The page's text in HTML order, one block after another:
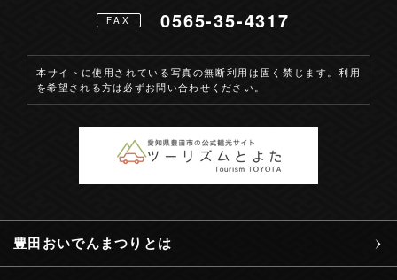
豊田おいでんまつりとは
FAX 0565-35-4317
本サイトに使用されている写真の無断利用は固く禁じます。利用
を希望される方は必ずお問い合わせください。